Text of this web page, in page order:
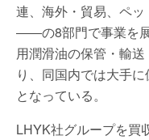
連、海外・貿易、ペ
――の8部門で事業を
用潤滑油の保管・輸
り、同国内では大手
となっている。
LHYK社グループを買